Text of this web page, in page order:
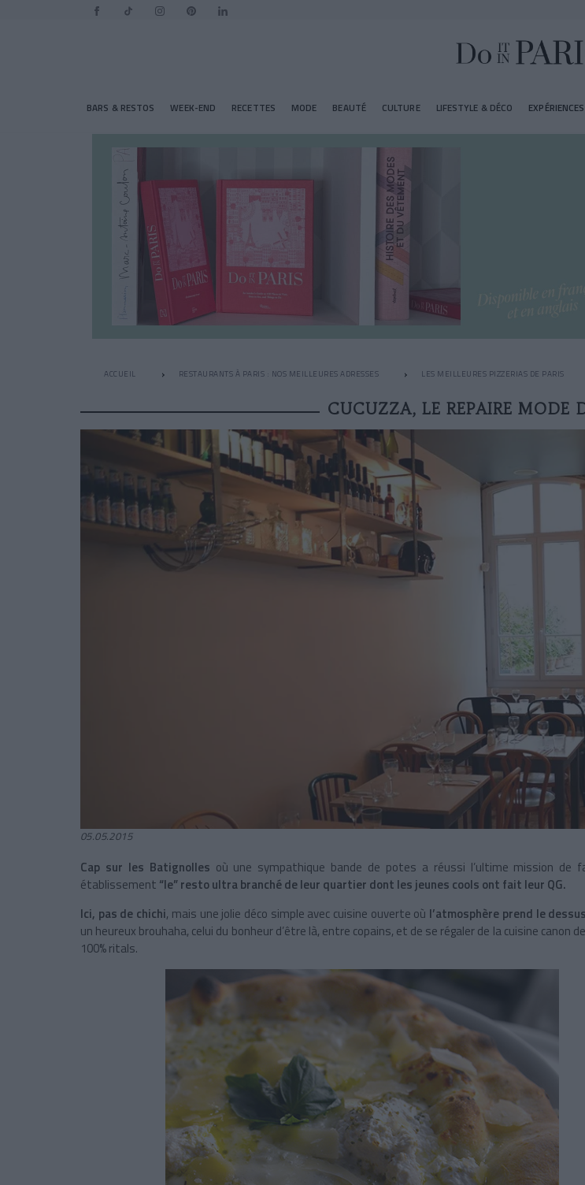
BARS & RESTOS WEEK-END RECETTES MODE BEAUTÉ CULTURE LIFESTYLE & DÉCO EXPÉRIENCES
ACCUEIL RESTAURANTS À PARIS : NOS MEILLEURES ADRESSES LES MEILLEURES PIZZERIAS DE PARIS
CUCUZZA, LE REPAIRE MODE
05.05.2015
Cap sur les Batignolles où une sympathique bande de potes a réussi l’ultime mission de
établissement “le” resto ultra branché de leur quartier dont les jeunes cools ont fait leur QG.
Ici, pas de chichi, mais une jolie déco simple avec cuisine ouverte où l’atmosphère prend le dessus
un heureux brouhaha, celui du bonheur d’être là, entre copains, et de se régaler de la cuisine canon
100% ritals.